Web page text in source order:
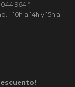
044 964*
- 10h a 14h y 15h a